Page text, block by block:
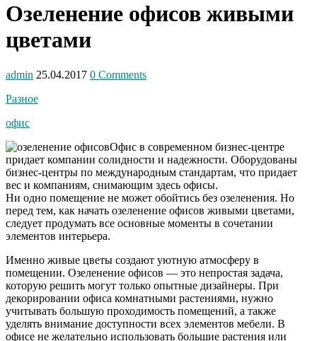
Озеленение офисов живыми
цветами
admin 25.04.2017 0 Comments
Разное
офис
Офис в современном бизнес-центре
придает компании солидности и надежности. Оборудованы
бизнес-центры по международным стандартам, что придает
вес и компаниям, снимающим здесь офисы.
Ни одно помещение не может обойтись без озеленения. Но
перед тем, как начать озеленение офисов живыми цветами,
следует продумать все основные моменты в сочетании
элементов интерьера.
Именно живые цветы создают уютную атмосферу в
помещении. Озеленение офисов — это непростая задача,
которую решить могут только опытные дизайнеры. При
декорировании офиса комнатными растениями, нужно
учитывать большую проходимость помещений, а также
уделять внимание доступности всех элементов мебели. В
офисе не желательно использовать большие растения или